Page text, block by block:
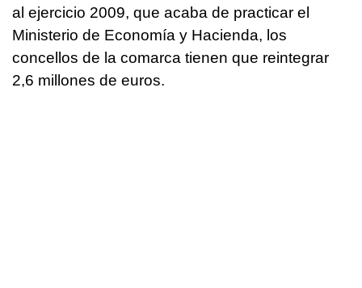
al ejercicio 2009, que acaba de practicar el
Ministerio de Economía y Hacienda, los
concellos de la comarca tienen que reintegrar
2,6 millones de euros.